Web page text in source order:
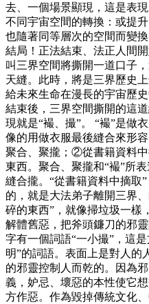
去、一個場景顯現，這是表
不同宇宙空間的轉換：或提
也隨著同等層次的空間而變
結局！正法結束、法正人間
叫三界空間將撕開一道口子
天縫。此時，將是三界歷史
給未來生命在漫長的宇宙歷
結束後，三界空間撕開的這
現就是“襊、撮”。 “襊”是做
像的用做衣服最後縫合來形
聚合、聚攏；②從書籍資料
東西。聚合、聚攏和“襊”所
縫合攏。“從書籍資料中摘取
的，就是大法弟子離開三界
碎的東西”，就像掃垃圾一樣
解體舊惡，把斧頭鐮刀的邪
字有一個詞語“一小撮”，這
明”的詞語。表面上是對人的
的邪靈控制人而乾的。因為
義，妒忌、壞惡的本性使它
方作惡。作為毀掉傳統文化